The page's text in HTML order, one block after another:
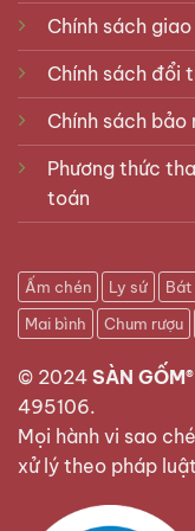
Chính sách giao
Chính sách đổi
Chính sách bảo
Phương thức
toán
Ấm chén Ly sứ
Mai bình
Chum rượu
© 2024 SÀN GỐM®
495106.
Mọi hành vi sao
xử lý theo pháp